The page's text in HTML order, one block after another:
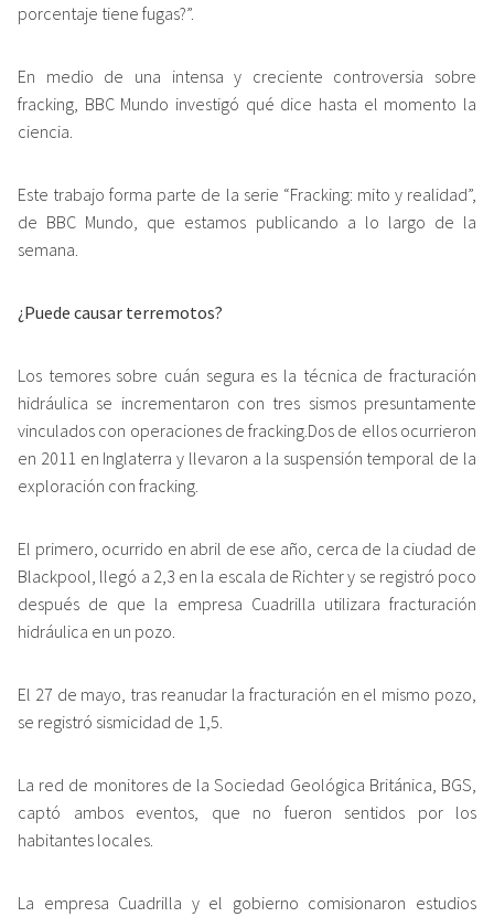
porcentaje tiene fugas?”.
En medio de una intensa y creciente controversia sobre
fracking, BBC Mundo investigó qué dice hasta el momento la
ciencia.
Este trabajo forma parte de la serie “Fracking: mito y realidad”,
de BBC Mundo, que estamos publicando a lo largo de la
semana.
¿Puede causar terremotos?
Los temores sobre cuán segura es la técnica de fracturación
hidráulica se incrementaron con tres sismos presuntamente
vinculados con operaciones de fracking.Dos de ellos ocurrieron
en 2011 en Inglaterra y llevaron a la suspensión temporal de la
exploración con fracking.
El primero, ocurrido en abril de ese año, cerca de la ciudad de
Blackpool, llegó a 2,3 en la escala de Richter y se registró poco
después de que la empresa Cuadrilla utilizara fracturación
hidráulica en un pozo.
El 27 de mayo, tras reanudar la fracturación en el mismo pozo,
se registró sismicidad de 1,5.
La red de monitores de la Sociedad Geológica Británica, BGS,
captó ambos eventos, que no fueron sentidos por los
habitantes locales.
La empresa Cuadrilla y el gobierno comisionaron estudios